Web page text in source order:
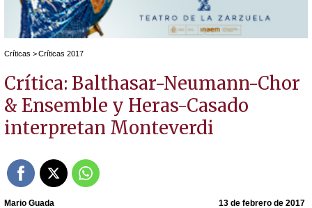
Críticas > Críticas 2017
Crítica: Balthasar-Neumann-Chor
& Ensemble y Heras-Casado
interpretan Monteverdi
Mario Guada 13 de febrero de 2017